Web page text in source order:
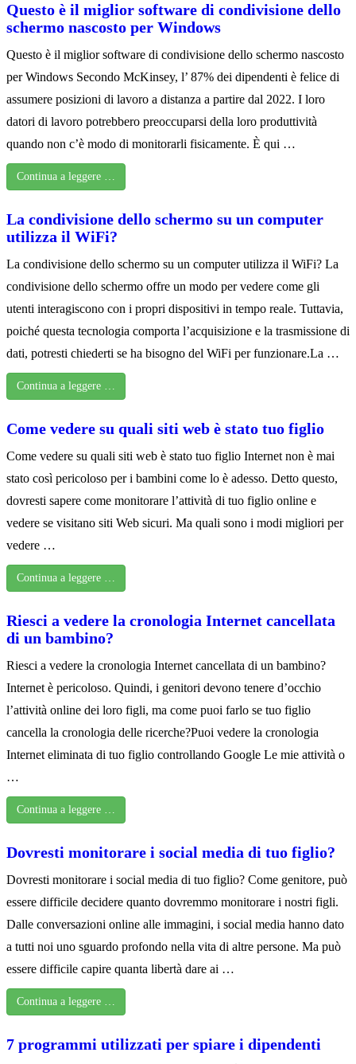
Questo è il miglior software di condivisione dello
schermo nascosto per Windows
Questo è il miglior software di condivisione dello schermo nascosto
per Windows Secondo McKinsey, l’ 87% dei dipendenti è felice di
assumere posizioni di lavoro a distanza a partire dal 2022. I loro
datori di lavoro potrebbero preoccuparsi della loro produttività
quando non c’è modo di monitorarli fisicamente. È qui …
Continua a leggere …
La condivisione dello schermo su un computer
utilizza il WiFi?
La condivisione dello schermo su un computer utilizza il WiFi? La
condivisione dello schermo offre un modo per vedere come gli
utenti interagiscono con i propri dispositivi in tempo reale. Tuttavia,
poiché questa tecnologia comporta l’acquisizione e la trasmissione di
dati, potresti chiederti se ha bisogno del WiFi per funzionare.La …
Continua a leggere …
Come vedere su quali siti web è stato tuo figlio
Come vedere su quali siti web è stato tuo figlio Internet non è mai
stato così pericoloso per i bambini come lo è adesso. Detto questo,
dovresti sapere come monitorare l’attività di tuo figlio online e
vedere se visitano siti Web sicuri. Ma quali sono i modi migliori per
vedere …
Continua a leggere …
Riesci a vedere la cronologia Internet cancellata
di un bambino?
Riesci a vedere la cronologia Internet cancellata di un bambino?
Internet è pericoloso. Quindi, i genitori devono tenere d’occhio
l’attività online dei loro figli, ma come puoi farlo se tuo figlio
cancella la cronologia delle ricerche?Puoi vedere la cronologia
Internet eliminata di tuo figlio controllando Google Le mie attività o
…
Continua a leggere …
Dovresti monitorare i social media di tuo figlio?
Dovresti monitorare i social media di tuo figlio? Come genitore, può
essere difficile decidere quanto dovremmo monitorare i nostri figli.
Dalle conversazioni online alle immagini, i social media hanno dato
a tutti noi uno sguardo profondo nella vita di altre persone. Ma può
essere difficile capire quanta libertà dare ai …
Continua a leggere …
7 programmi utilizzati per spiare i dipendenti